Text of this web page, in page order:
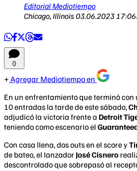
Editorial Mediotiempo
Chicago, Illinois03.06.2023
0
Agregar Mediotiempo en
En un enfrentamiento que terminó con
10 entradas la tarde de este sábado,
adjudicó la victoria frente a Detroit
teniendo como escenario el
Con casa llena, dos outs en el score y
de bateo, el lanzador José Cisnero
descontrolado que sobrepasó al